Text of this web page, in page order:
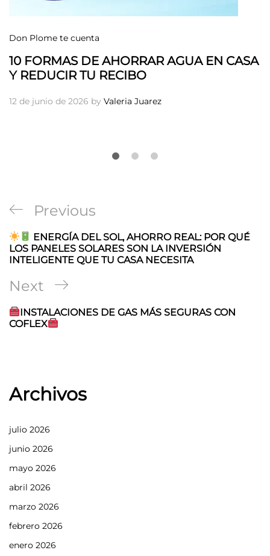
Don Plome te cuenta
10 FORMAS DE AHORRAR AGUA EN CASA
Y REDUCIR TU RECIBO
12 de junio de 2026 by Valeria Juarez
Navegación
de
entradas
Previous
Post
Previous
ENERGÍA DEL SOL, AHORRO REAL: POR QUÉ
LOS PANELES SOLARES SON LA INVERSIÓN
INTELIGENTE QUE TU CASA NECESITA
Next
Post
Next
INSTALACIONES DE GAS MÁS SEGURAS CON
COFLEX
Archivos
julio 2026
junio 2026
mayo 2026
abril 2026
marzo 2026
febrero 2026
enero 2026